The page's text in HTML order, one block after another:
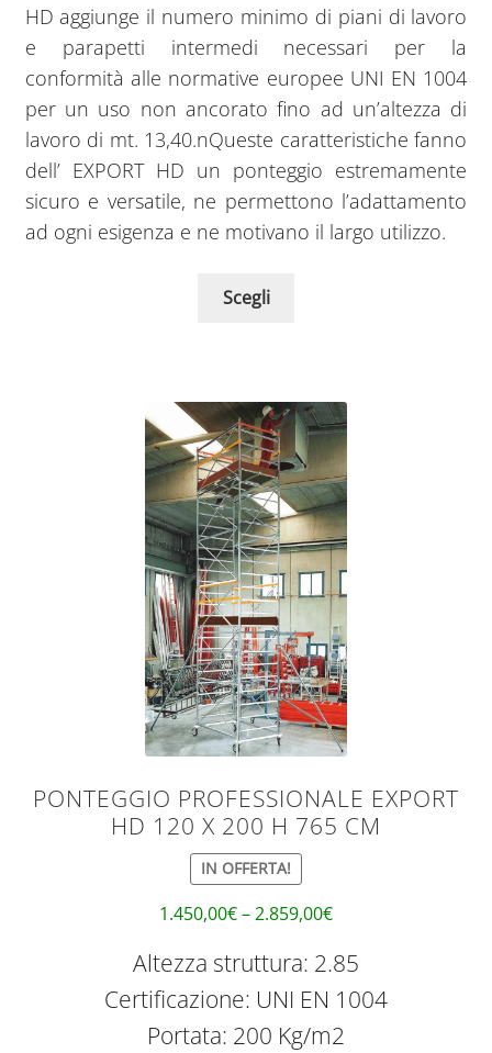
HD aggiunge il numero minimo di piani di lavoro
e parapetti intermedi necessari per la
conformità alle normative europee UNI EN 1004
per un uso non ancorato fino ad un’altezza di
lavoro di mt. 13,40.nQueste caratteristiche fanno
dell’ EXPORT HD un ponteggio estremamente
sicuro e versatile, ne permettono l’adattamento
ad ogni esigenza e ne motivano il largo utilizzo.
Scegli
PONTEGGIO PROFESSIONALE EXPORT
HD 120 X 200 H 765 CM
IN OFFERTA!
1.450,00€–2.859,00€
Altezza struttura: 2.85
Certificazione: UNI EN 1004
Portata: 200 Kg/m2